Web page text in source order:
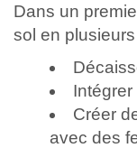
Dans un
sol en
Créer
avec des